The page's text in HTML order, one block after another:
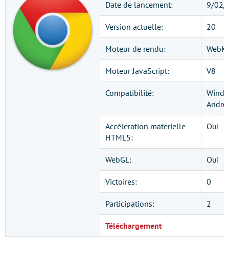
Date de lancement: 9/02/
Version actuelle: 20
Moteur de rendu:
Moteur JavaScript: V8
Compatibilité:
Accélération matérielle
HTML5:
Oui
WebGL: Oui
Victoires: 0
Participations: 2
Téléchargement